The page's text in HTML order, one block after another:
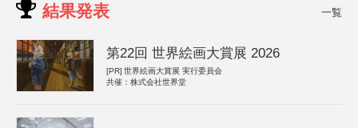
結果発表 一覧
第22回 世界絵画大賞展 2026
[PR] 世界絵画大賞展 実行委員会
共催：株式会社世界堂